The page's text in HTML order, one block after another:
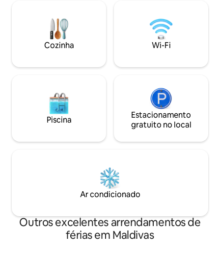
cadeira de bebé. Quer seja para uma
viagem de negócios, uma estadia
prolongada ou uma escapadela
relaxante nas Maldivas, esta localização
comodidade. A sua casa à beira-mar
viagem de
do sol romântico
experimente
organizar todas
Cozinha Wi-Fi
Piscina
Estacionamento
gratuito no local
Ar condicionado
Outros excelentes arrendamentos de
férias em Maldivas